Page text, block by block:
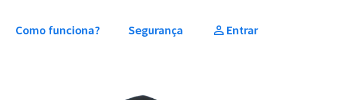
Como funciona? Segurança Entrar